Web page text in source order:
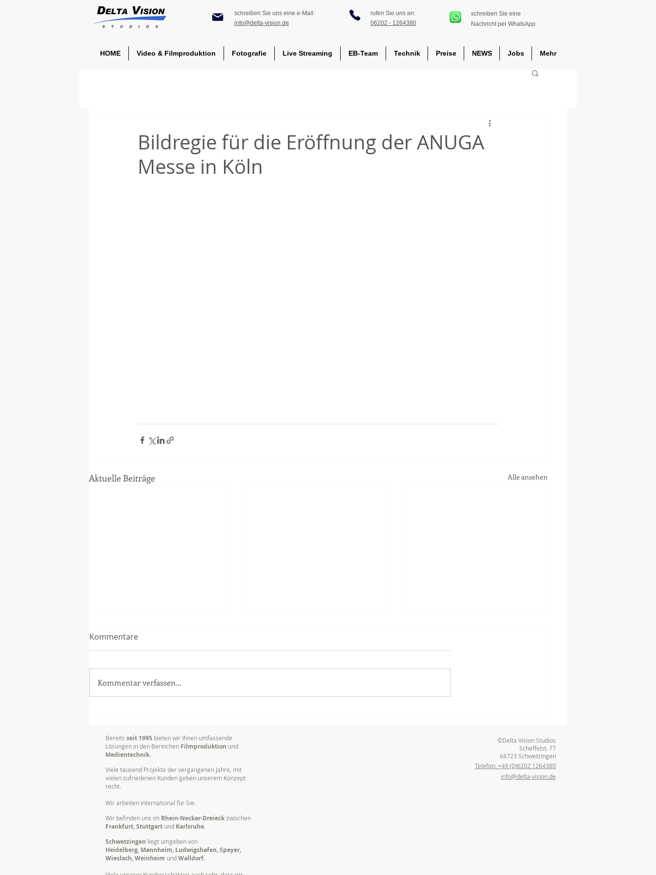
schreiben Sie uns eine e-Mail:
info@delta-vision.de
rufen Sie uns an:
06202 - 1264380
schreiben Sie eine
Nachricht per WhatsApp
HOME Video & Filmproduktion Fotografie Live Streaming EB-Team Technik Preise NEWS Jobs Mehr
Bildregie für die Eröffnung der ANUGA
Messe in Köln
Aktuelle Beiträge Alle ansehen
Konferenzen
in Seeheim-Jugenheim
Kommentare
Kommentar verfassen...
Bereits seit 1995 bieten wir Ihnen umfassende
Lösungen in den Bereichen Filmproduktion und
Medientechnik.
Viele tausend Projekte der vergangenen Jahre, mit
vielen zufriedenen Kunden geben unserem Konzept
recht.
Wir arbeiten international für Sie.
Wir befinden uns im Rhein-Neckar-Dreieckzwischen
Frankfurt, Stuttgart und Karlsruhe.
Schwetzingen liegt umgeben von
Heidelberg, Mannheim, Ludwigshafen, Speyer,
Wiesloch, Weinheim undWalldorf.
©Delta Vision Studios
Scheffelst. 77
68723 Schwetzingen
Telefon: +49 (0)6202 1264380
info@delta-vision.de